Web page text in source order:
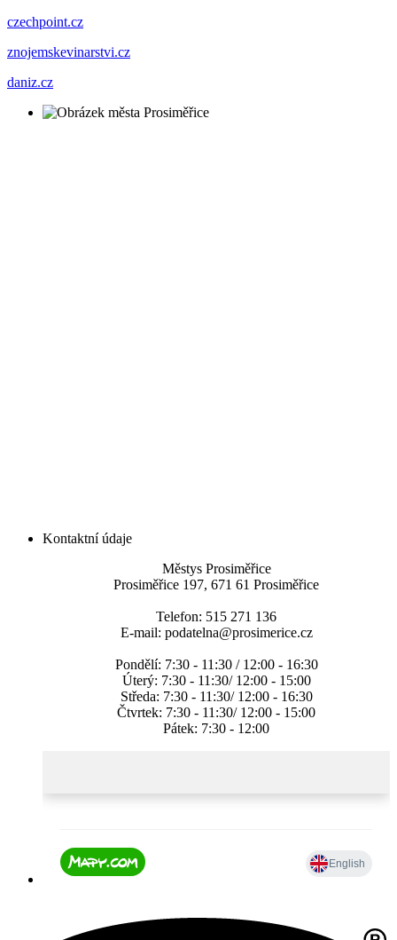
czechpoint.cz
znojemskevinarstvi.cz
daniz.cz
Kontaktní údaje
Městys Prosiměřice
Prosiměřice 197, 671 61 Prosiměřice
Telefon: 515 271 136
E-mail: podatelna@prosimerice.cz
Pondělí: 7:30 - 11:30 / 12:00 - 16:30
Úterý: 7:30 - 11:30/ 12:00 - 15:00
Středa: 7:30 - 11:30/ 12:00 - 16:30
Čtvrtek: 7:30 - 11:30/ 12:00 - 15:00
Pátek: 7:30 - 12:00